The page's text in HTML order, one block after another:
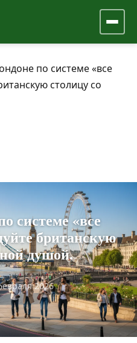
по системе «все
столицу со
системе «все
британскую
душой.
2026